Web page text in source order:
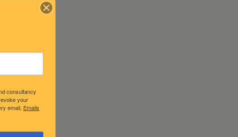
amet,
consultancy
your
email. Emails